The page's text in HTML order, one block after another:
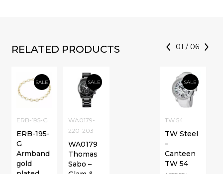
RELATED PRODUCTS 01 / 06
SALE
ERB-195-G
ERB-195-
G
Armband
gold
SALE
TW 54
TW Steel
–
Canteen
TW 54
SALE
WA0179-
220-203
WA0179
Thomas
Sabo –